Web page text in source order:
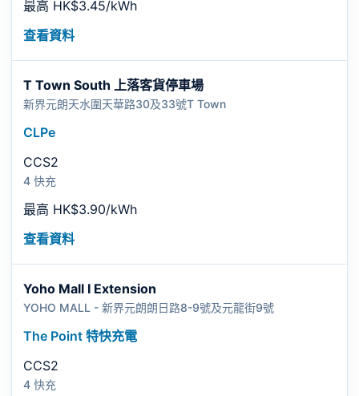
最高 HK$3.45/kWh
查看資料
T Town South 上落客貨停車場
新界元朗天水圍天華路30及33號T Town
CLPe
CCS2
4 快充
最高 HK$3.90/kWh
查看資料
Yoho Mall I Extension
YOHO MALL - 新界元朗朗日路8-9號及元龍街9號
The Point 特快充電
CCS2
4 快充